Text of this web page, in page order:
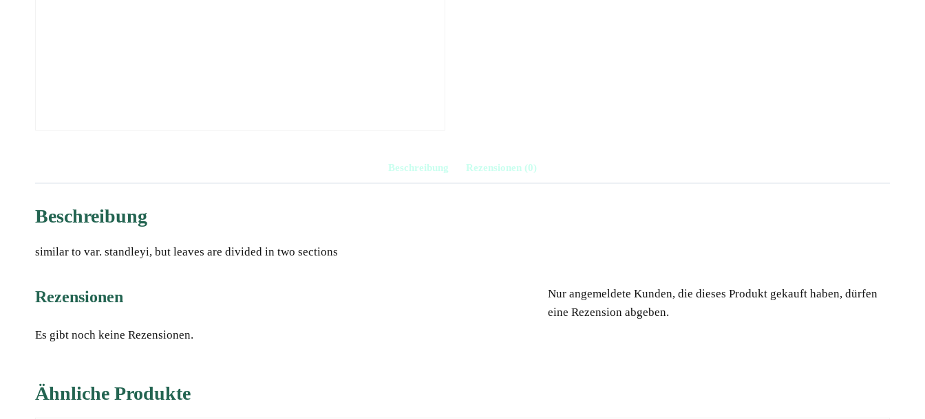
Beschreibung Rezensionen (0)
Beschreibung
similar to var. standleyi, but leaves are divided in two sections
Rezensionen
Es gibt noch keine Rezensionen.
Nur angemeldete Kunden, die dieses Produkt gekauft haben, dürfen
eine Rezension abgeben.
Ähnliche Produkte